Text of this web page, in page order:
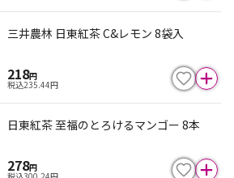
三井農林 日東紅茶 C&レモン 8袋入
218円
税込235.44円
日東紅茶 至福のとろけるマンゴー 8本
278円